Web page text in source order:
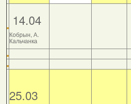
14.04
Кобрын, А.
Кальчанка
25.03